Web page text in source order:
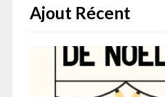
Ajout Récent